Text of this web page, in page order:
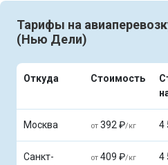
Тарифы на
(Нью Дели)
Откуда Стоимость
Москва от 392 ₽/кг 4
Санкт-
от 409 ₽/кг 4